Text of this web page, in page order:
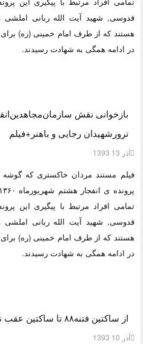
قدوسی, شهید آیت الله ربانی املشی
هستند که از طرف امام خمینی (ره) برای
در ادامه همگی به شهادت رسیدند.
بازخوانی نقش
ترورشهیدان رجایی و باهنر+فیلم
آذر 13 1393
فیلم مستند مردان خاکستری که گوشه
تمامی افراد مرتبط با پیگیری این
قدوسی, شهید آیت الله ربانی املشی
هستند که از طرف امام خمینی (ره) برای
در ادامه همگی به شهادت رسیدند.
از ساکتین فتنه۸۸ تا ساکتین عقب نشینی هسته ای
آذر 10 1393